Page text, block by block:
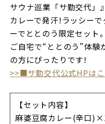
サウナ巡業「サ勤交代」
カレーで発汗!ラッシー
ーでととのう限定セット。
ご自宅で“ととのう”体験
の方にぴったりです!
>>■サ勤交代公式HPは
【セット内容】
麻婆豆腐カレー(辛口